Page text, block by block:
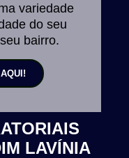
variedade
do seu
bairro.
LAVÍNIA